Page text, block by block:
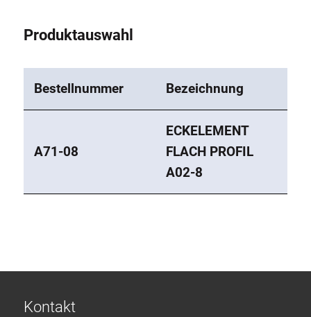
Produktauswahl
Bestellnummer Bezeichnung
A71-08
ECKELEMENT
FLACH PROFIL
A02-8
Kontakt